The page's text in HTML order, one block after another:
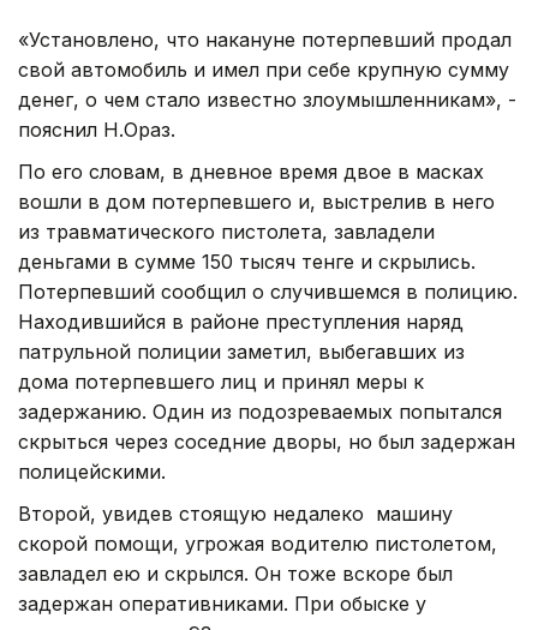
«Установлено, что накануне потерпевший продал
свой автомобиль и имел при себе крупную сумму
денег, о чем стало известно злоумышленникам», -
пояснил Н.Ораз.
По его словам, в дневное время двое в масках
вошли в дом потерпевшего и, выстрелив в него
из травматического пистолета, завладели
деньгами в сумме 150 тысяч тенге и скрылись.
Потерпевший сообщил о случившемся в полицию.
Находившийся в районе преступления наряд
патрульной полиции заметил, выбегавших из
дома потерпевшего лиц и принял меры к
задержанию. Один из подозреваемых попытался
скрыться через соседние дворы, но был задержан
полицейскими.
Второй, увидев стоящую недалеко машину
скорой помощи, угрожая водителю пистолетом,
завладел ею и скрылся. Он тоже вскоре был
задержан оперативниками. При обыске у